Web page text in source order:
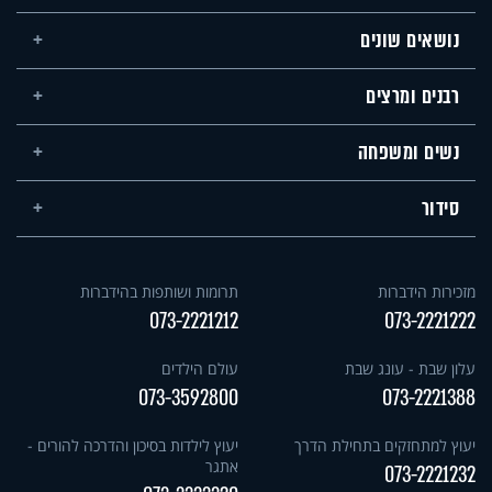
נושאים שונים
רבנים ומרצים
נשים ומשפחה
סידור
מזכירות הידברות
073-2221222
תרומות ושותפות בהידברות
073-2221212
עלון שבת - עונג שבת
073-2221388
עולם הילדים
073-3592800
יעוץ למתחזקים בתחילת הדרך
073-2221232
יעוץ לילדות בסיכון והדרכה להורים -
אתגר